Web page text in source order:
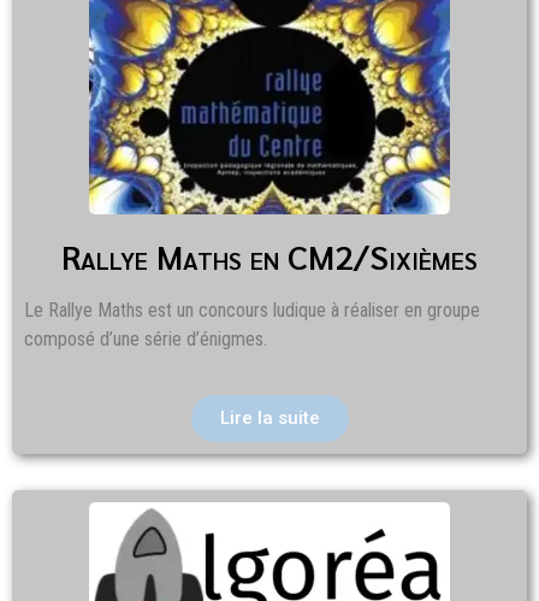
Rallye Maths en CM2/Sixièmes
Le Rallye Maths est un concours ludique à réaliser en groupe
composé d’une série d’énigmes.
Lire la suite